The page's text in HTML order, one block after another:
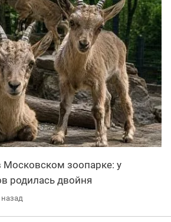
Московском зоопарке: у
родилась двойня